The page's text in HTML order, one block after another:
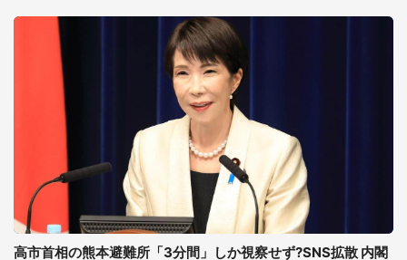
高市首相の熊本避難所「3分間」しか視察せず?SNS拡散 内閣